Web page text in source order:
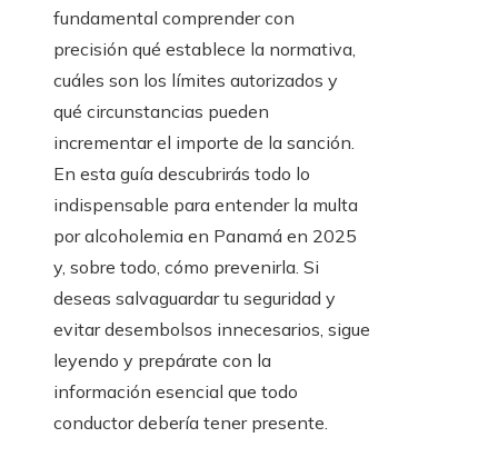
fundamental comprender con
precisión qué establece la normativa,
cuáles son los límites autorizados y
qué circunstancias pueden
incrementar el importe de la sanción.
En esta guía descubrirás todo lo
indispensable para entender la multa
por alcoholemia en Panamá en 2025
y, sobre todo, cómo prevenirla. Si
deseas salvaguardar tu seguridad y
evitar desembolsos innecesarios, sigue
leyendo y prepárate con la
información esencial que todo
conductor debería tener presente.